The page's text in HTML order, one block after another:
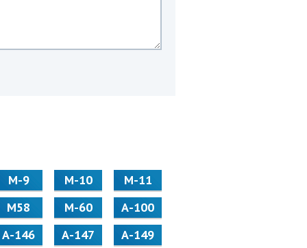
М-9 М-10
М-11
М58 M-60
А-100
А-146 А-147
А-149